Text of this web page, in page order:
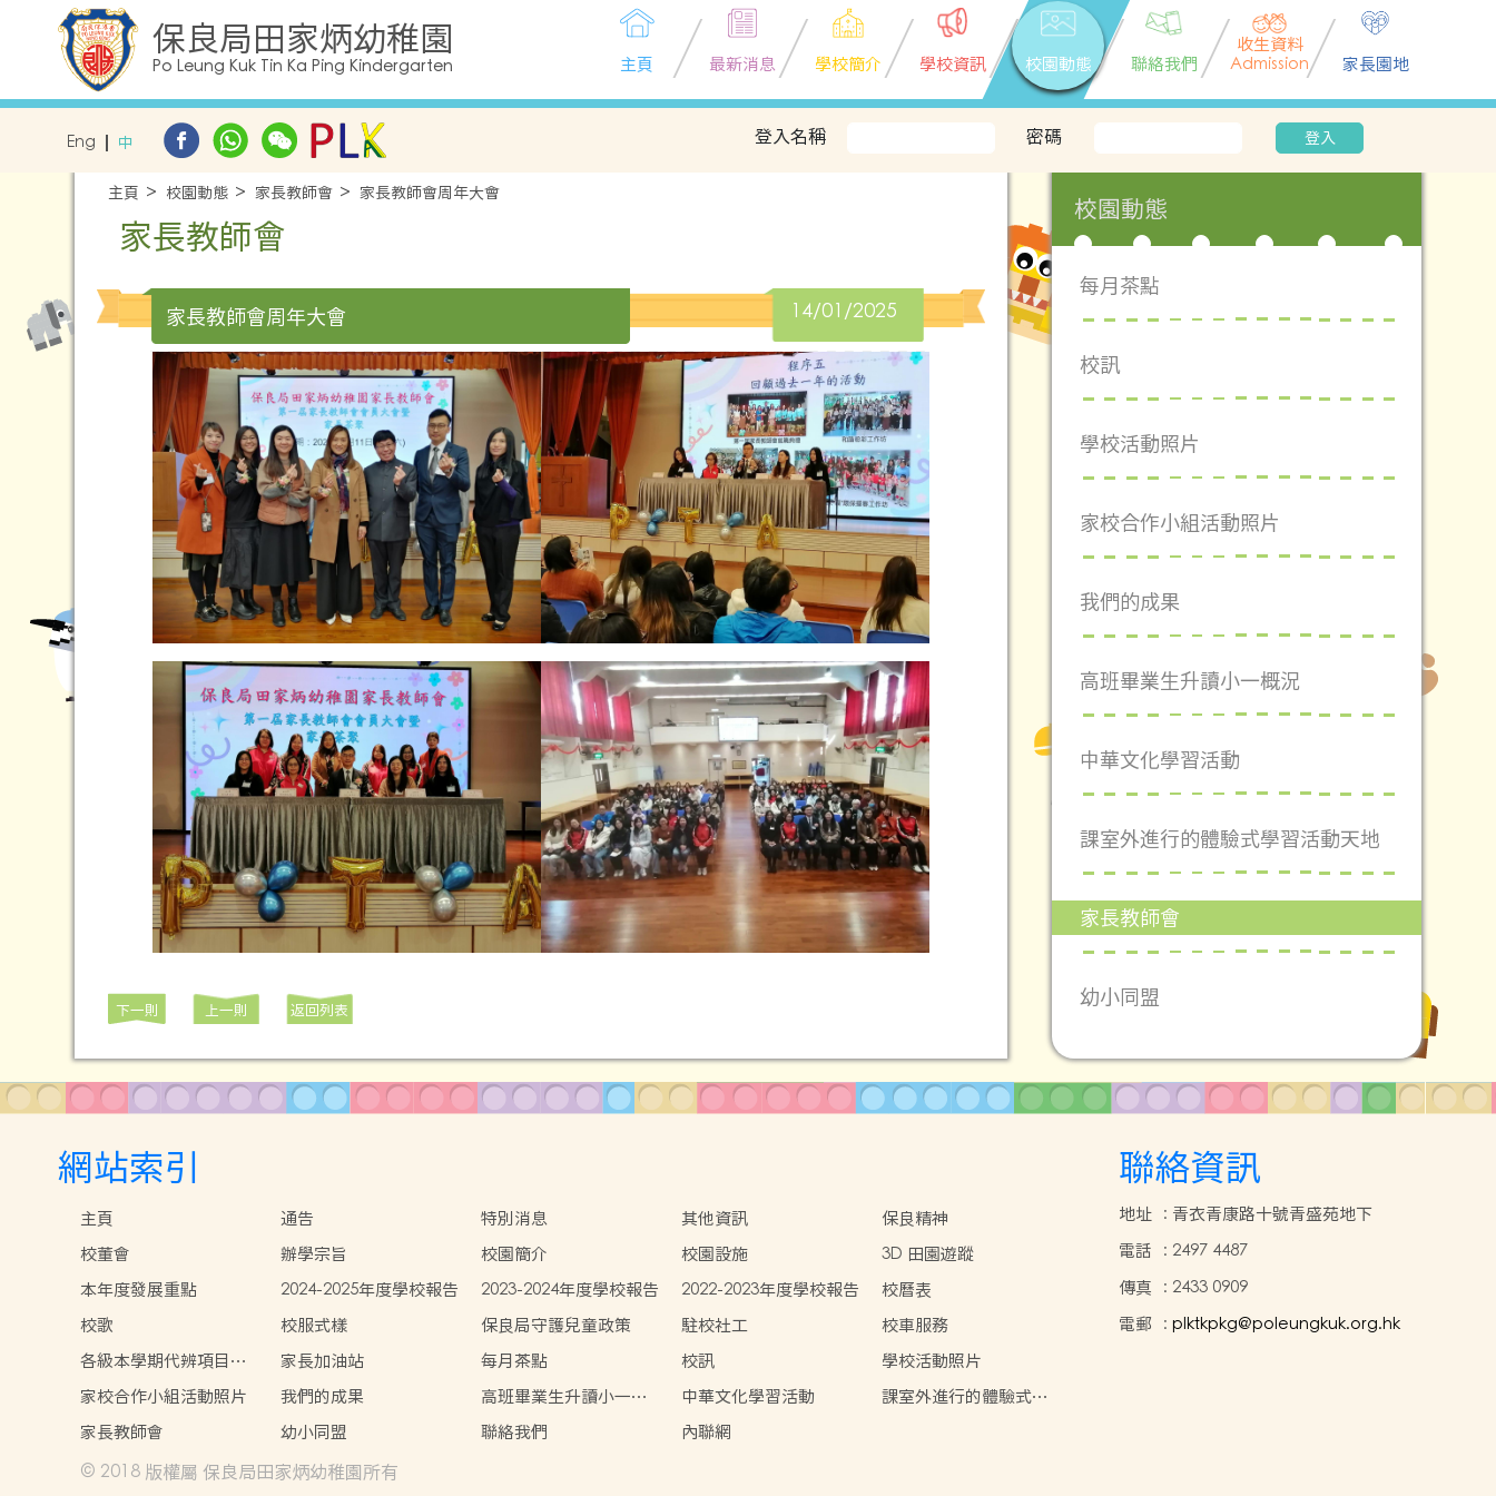
保良局田家炳幼稚園
Po Leung Kuk Tin Ka Ping Kindergarten 主頁 最新消息 學校簡介 學校資訊 校園動態 聯絡我們
收生資料
Admission
家長園地
Eng 中 登入名稱 密碼 登入
主頁 校園動態 家長教師會 家長教師會周年大會
家長教師會
家長教師會周年大會 14/01/2025
下一則 上一則 返回列表
校園動態
每月茶點
校訊
學校活動照片
家校合作小組活動照片
我們的成果
高班畢業生升讀小一概況
中華文化學習活動
課室外進行的體驗式學習活動天地
家長教師會
幼小同盟
網站索引
主頁 通告 特別消息 其他資訊
保良精神
校董會
辦學宗旨 校園簡介 校園設施
3D 田園遊蹤
本年度發展重點
2024-2025年度學校報告 2023-2024年度學校報告 2022-2023年度學校報告
校曆表
校歌
校服式樣 保良局守護兒童政策 駐校社工
校車服務
各級本學期代辨項目參
考
家長加油站 每月茶點 校訊
學校活動照片
家校合作小組活動照片
我們的成果
高班畢業生升讀小一概
況
中華文化學習活動
課室外進行的體驗式學
家長教師會 幼小同盟 聯絡我們 內聯網
聯絡資訊
地址 : 青衣青康路十號青盛苑地下
電話 : 2497 4487
傳真 : 2433 0909
電郵 : plktkpkg@poleungkuk.org.hk
© 2018 版權屬 保良局田家炳幼稚園所有